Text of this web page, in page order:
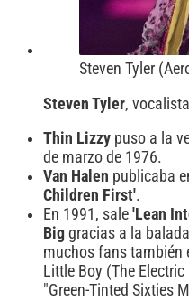
Steven Tyler
Steven Tyler,
Thin Lizzy puso a la
de marzo de 1976.
Van Halen publicaba
Children First'.
En 1991, sale 'Lean
Big gracias a la
muchos fans también
Little Boy (The
"Green-Tinted Sixties